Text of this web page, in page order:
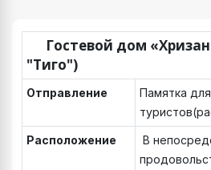
Гостевой дом
"Тиго")
Отправление
Памятка для
Расположение
В